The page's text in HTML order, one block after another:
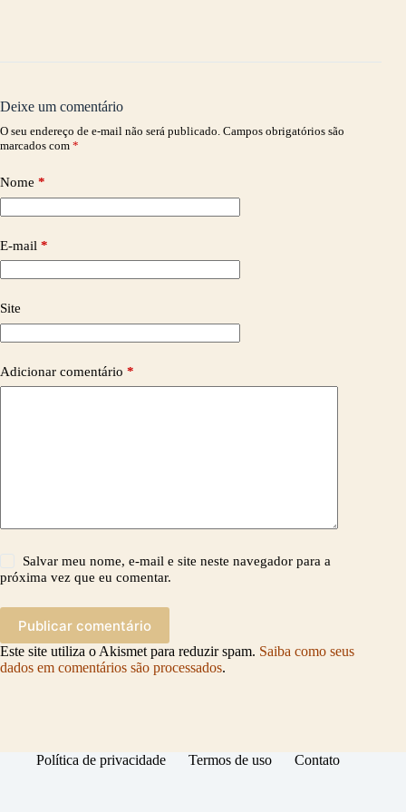
Deixe um comentário
O seu endereço de e-mail não será publicado. Campos obrigatórios são
marcados com *
Nome *
E-mail *
Site
Adicionar comentário *
Salvar meu nome, e-mail e site neste navegador para a
próxima vez que eu comentar.
Publicar comentário
Este site utiliza o Akismet para reduzir spam. Saiba como seus
dados em comentários são processados.
Política de privacidade Termos de uso Contato